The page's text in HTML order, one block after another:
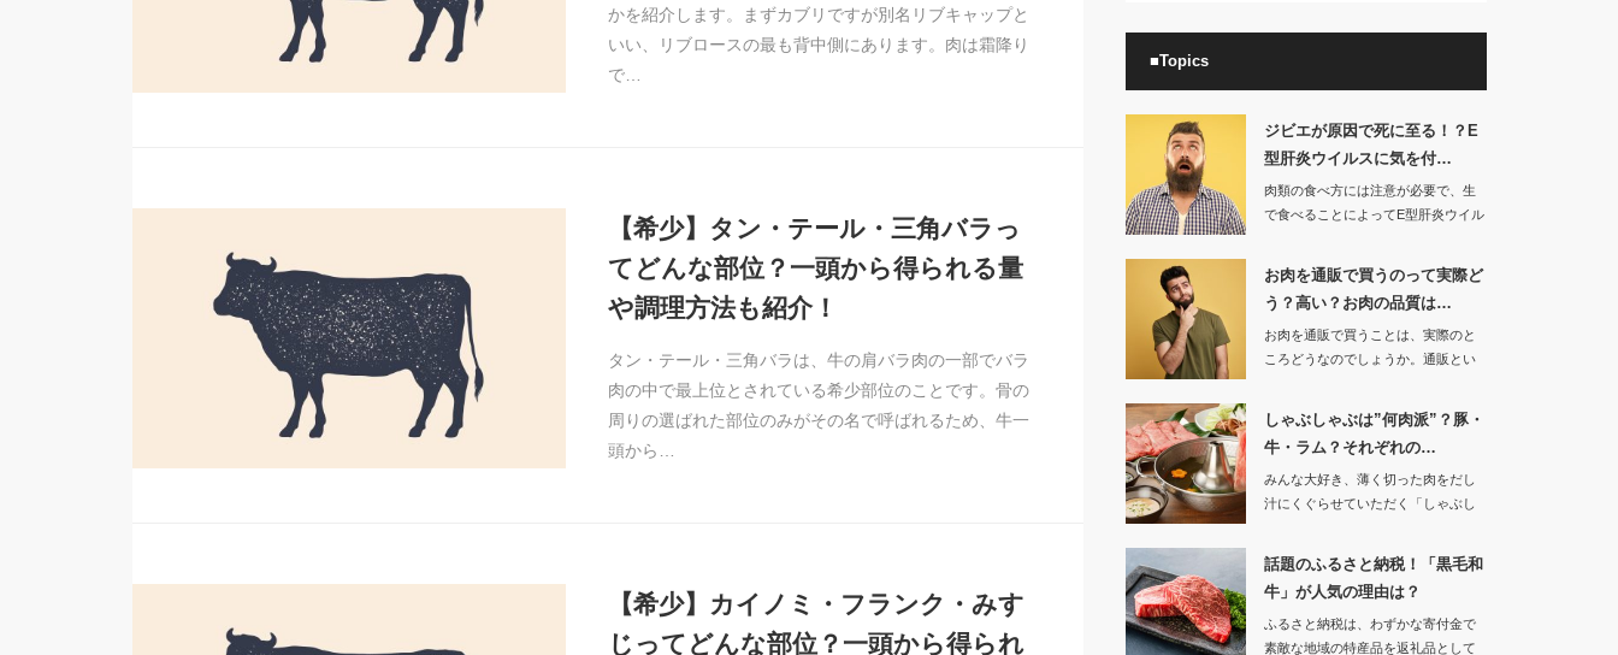
かを紹介します。まずカブリですが別名リブキャップと
いい、リブロースの最も背中側にあります。肉は霜降り
で…
【希少】タン・テール・三角バラっ
てどんな部位？一頭から得られる量
や調理方法も紹介！
タン・テール・三角バラは、牛の肩バラ肉の一部でバラ
肉の中で最上位とされている希少部位のことです。骨の
周りの選ばれた部位のみがその名で呼ばれるため、牛一
頭から…
【希少】カイノミ・フランク・みす
じってどんな部位？一頭から得られ
■Topics
ジビエが原因で死に至る！？E
型肝炎ウイルスに気を付…
肉類の食べ方には注意が必要で、生
で食べることによってE型肝炎ウイル
お肉を通販で買うのって実際ど
う？高い？お肉の品質は…
お肉を通販で買うことは、実際のと
ころどうなのでしょうか。通販とい
しゃぶしゃぶは”何肉派”？豚・
牛・ラム？それぞれの…
みんな大好き、薄く切った肉をだし
汁にくぐらせていただく「しゃぶし
話題のふるさと納税！「黒毛和
牛」が人気の理由は？
ふるさと納税は、わずかな寄付金で
素敵な地域の特産品を返礼品として